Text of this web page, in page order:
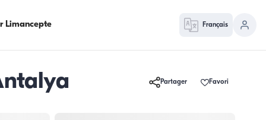
Limancepte Français
Partager Favori